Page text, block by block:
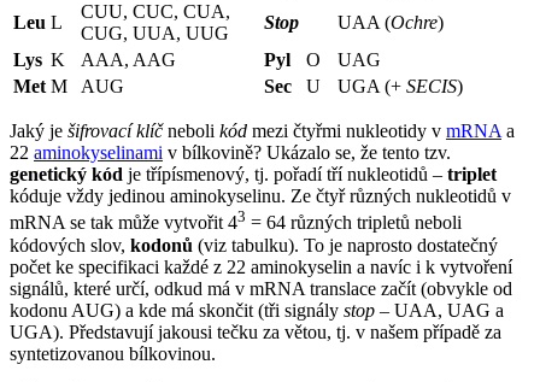
Leu L
CUU, CUC, CUA,
CUG, UUA, UUG
Stop UAA (Ochre)
Lys K AAA, AAG Pyl O
UAG
Met M AUG Sec U UGA (+ SECIS)
Jaký je šifrovací klíčneboli kód mezi čtyřmi nukleotidy v mRNA a
22 aminokyselinami v bílkovině? Ukázalo se, že tento tzv.
genetický kód je třípísmenový, tj. pořadí tří nukleotidů – triplet
kóduje vždy jedinou aminokyselinu. Ze čtyř různých nukleotidů v
mRNA se tak může vytvořit 43 = 64 různých tripletů neboli
kódových slov, kodonů (viz tabulku). To je naprosto dostatečný
počet ke specifikaci každé z 22 aminokyselin a navíc i k vytvoření
signálů, které určí, odkud má v mRNA translace začít (obvykle od
kodonu AUG) a kde má skončit (tři signály stop – UAA, UAG a
UGA). Představují jakousi tečku za větou, tj. v našem případě za
syntetizovanou bílkovinou.